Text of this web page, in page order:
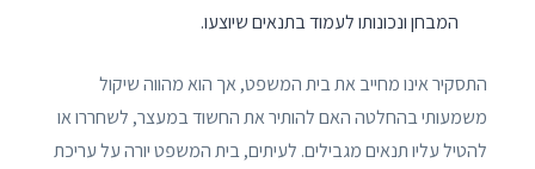
המבחן ונכונותו לעמוד בתנאים שיוצעו.
התסקיר אינו מחייב את בית המשפט, אך הוא מהווה שיקול
משמעותי בהחלטה האם להותיר את החשוד במעצר, לשחררו או
להטיל עליו תנאים מגבילים. לעיתים, בית המשפט יורה על עריכת